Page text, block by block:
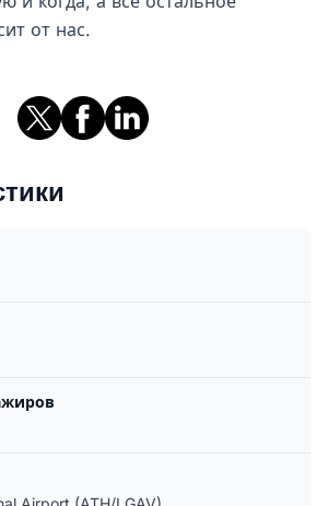
от нас.